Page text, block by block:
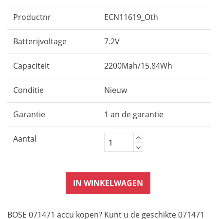
Productnr ECN11619_Oth
Batterijvoltage 7.2V
Capaciteit 2200Mah/15.84Wh
Conditie Nieuw
Garantie 1 an de garantie
Aantal
IN WINKELWAGEN
BOSE 071471 accu kopen? Kunt u de geschikte 071471